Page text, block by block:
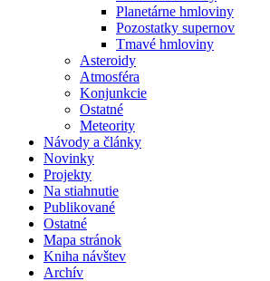
Planetárne hmloviny
Pozostatky supernov
Tmavé hmloviny
Asteroidy
Atmosféra
Konjunkcie
Ostatné
Meteority
Návody a články
Novinky
Projekty
Na stiahnutie
Publikované
Ostatné
Mapa stránok
Kniha návštev
Archív